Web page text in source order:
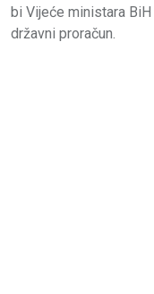
bi Vijeće ministara
državni proračun.